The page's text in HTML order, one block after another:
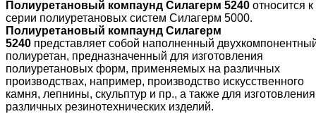
Полиуретановый компаунд Силагерм 5240 относится к
серии полиуретановых систем Силагерм 5000.
Полиуретановый компаунд Силагерм
5240 представляет собой наполненный
полиуретан, предназначенный для изготовления
полиуретановых форм, применяемых на различных
производствах, например, производство искусственного
камня, лепнины, скульптур и пр., а также для изготовления
различных резинотехнических изделий.